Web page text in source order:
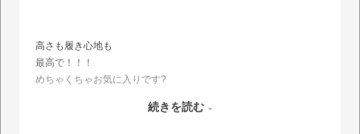
高さも履き心地も
最高で！！！
めちゃくちゃお気に入りです?
続きを読む